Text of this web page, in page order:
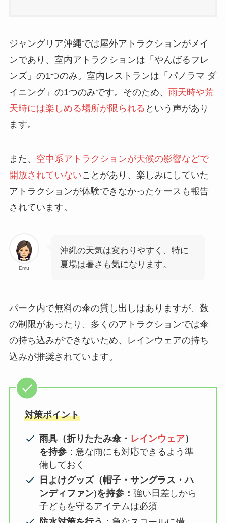
ジャングリア沖縄では屋外アトラクションがメイ
ンであり、室内アトラクションは「やんばるフレ
ンズ」の1つのみ。室内レストランは「パノラマ ダ
イニング」の1つのみです。そのため、 雨天時や荒
天時には楽しめる場所が限られる という声があり
ます。
また、 空中系アトラクションが天候の影響などで
開放されていないことがあり、楽しみにしていた
アトラクションが体験できなかったケースも報告
されています。
Emu
沖縄の天気は変わりやすく、特に
夏場は暑さも気になります。
パーク内で無料の傘の貸し出しはありますが、数
の制限があったり、多くのアトラクションでは傘
の持ち込みができないため、レインウェアの持ち
込みが推奨されています。
対策ポイント
雨具（折りたたみ傘・ レインウェア）
を持参 ：急な雨にも対応できるよう準
備しておく
日よけグッズ（帽子・サングラス・ハ
ンディファン)を持参：強い日差しから
子どもを守るアイテムは必須